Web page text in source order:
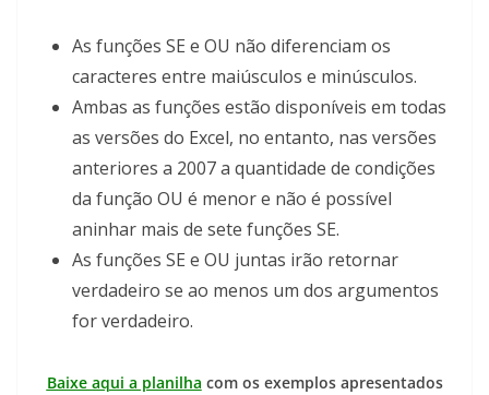
As funções SE e OU não diferenciam os
caracteres entre maiúsculos e minúsculos.
Ambas as funções estão disponíveis em todas
as versões do Excel, no entanto, nas versões
anteriores a 2007 a quantidade de condições
da função OU é menor e não é possível
aninhar mais de sete funções SE.
As funções SE e OU juntas irão retornar
verdadeiro se ao menos um dos argumentos
for verdadeiro.
Baixe aqui a planilha com os exemplos apresentados